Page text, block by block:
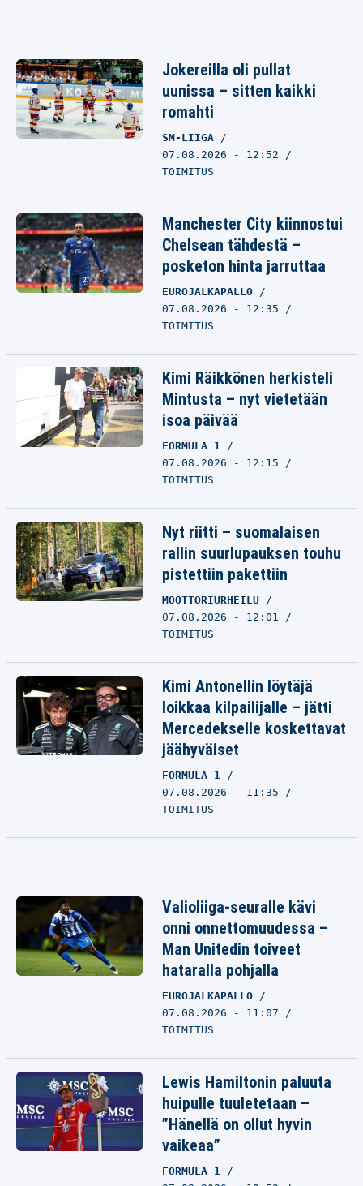
Jokereilla oli pullat
uunissa – sitten kaikki
romahti
SM-LIIGA
07.08.2026 - 12:52
TOIMITUS
Manchester City kiinnostui
Chelsean tähdestä –
posketon hinta jarruttaa
EUROJALKAPALLO
07.08.2026 - 12:35
TOIMITUS
Kimi Räikkönen herkisteli
Mintusta – nyt vietetään
isoa päivää
FORMULA 1
07.08.2026 - 12:15
TOIMITUS
Nyt riitti – suomalaisen
rallin suurlupauksen touhu
pistettiin pakettiin
MOOTTORIURHEILU
07.08.2026 - 12:01
TOIMITUS
Kimi Antonellin löytäjä
loikkaa kilpailijalle – jätti
Mercedekselle koskettavat
jäähyväiset
FORMULA 1
07.08.2026 - 11:35
TOIMITUS
Valioliiga-seuralle kävi
onni onnettomuudessa –
Man Unitedin toiveet
hataralla pohjalla
EUROJALKAPALLO
07.08.2026 - 11:07
TOIMITUS
Lewis Hamiltonin paluuta
huipulle tuuletetaan –
”Hänellä on ollut hyvin
vaikeaa”
FORMULA 1